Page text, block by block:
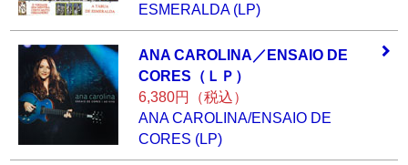
ESMERALDA (LP)
ANA CAROLINA／ENSAIO DE
CORES（Ｌ Ｐ）
6,380円（税込）
ANA CAROLINA/ENSAIO DE
CORES (LP)